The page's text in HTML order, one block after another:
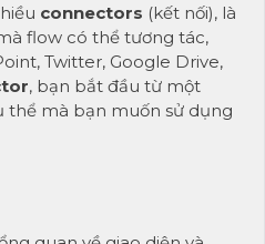
connectors (kết nối), là
flow có thể tương tác,
Twitter, Google Drive,
, bạn bắt đầu từ một
thể mà bạn muốn sử dụng